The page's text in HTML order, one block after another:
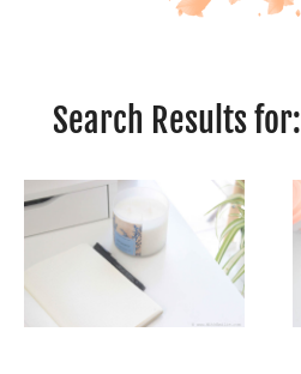
Search Results for: